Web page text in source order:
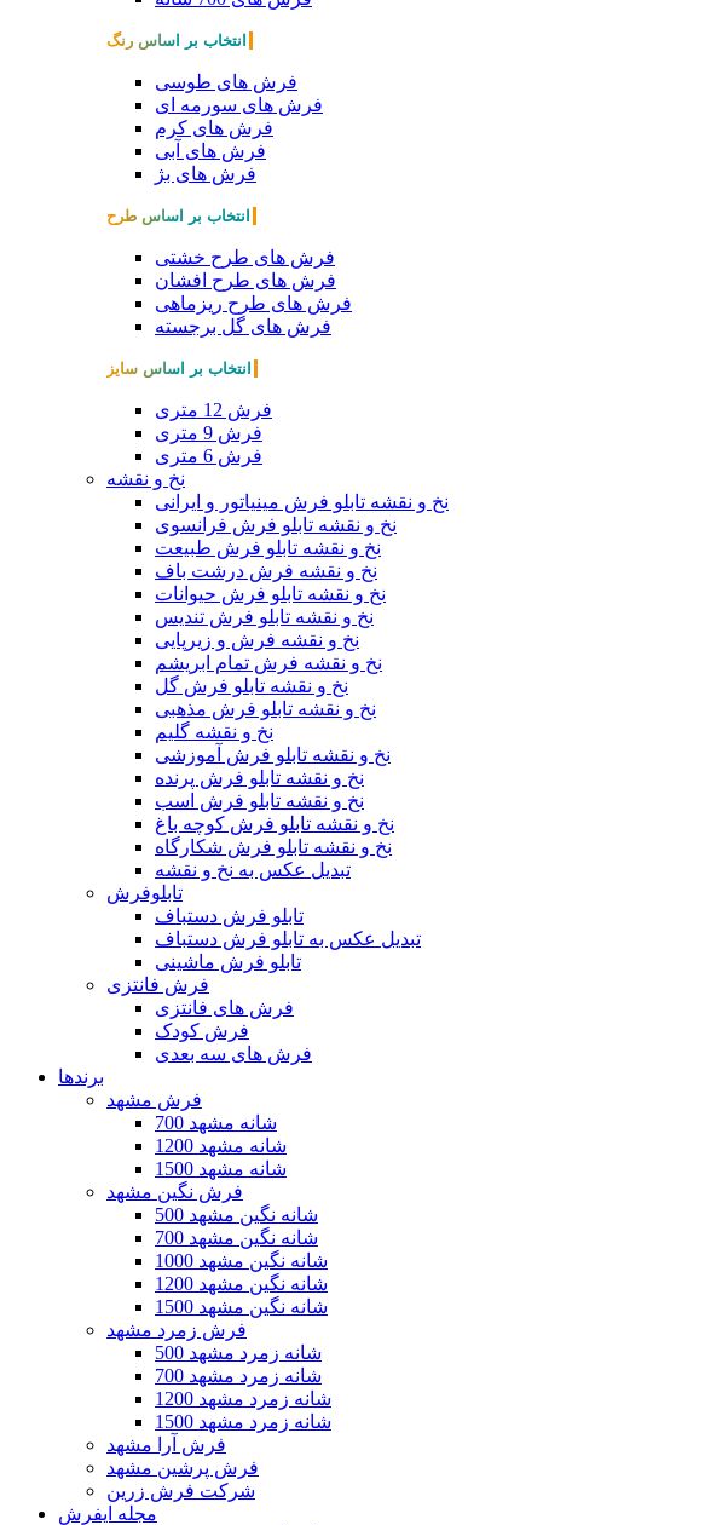
انتخاب بر اساس رنگ
فرش های طوسی
فرش های سورمه ای
فرش های کرم
فرش های آبی
فرش های بژ
انتخاب بر اساس طرح
فرش های طرح خشتی
فرش های طرح افشان
فرش های طرح ریزماهی
فرش های گل برجسته
انتخاب بر اساس سایز
فرش 12 متری
فرش 9 متری
فرش 6 متری
نخ و نقشه
نخ و نقشه تابلو فرش مینیاتور و ایرانی
نخ و نقشه تابلو فرش فرانسوی
نخ و نقشه تابلو فرش طبیعت
نخ و نقشه فرش درشت باف
نخ و نقشه تابلو فرش حیوانات
نخ و نقشه تابلو فرش تندیس
نخ و نقشه فرش و زیرپایی
نخ و نقشه فرش تمام ابریشم
نخ و نقشه تابلو فرش گل
نخ و نقشه تابلو فرش مذهبی
نخ و نقشه گلیم
نخ و نقشه تابلو فرش آموزشی
نخ و نقشه تابلو فرش پرنده
نخ و نقشه تابلو فرش اسب
نخ و نقشه تابلو فرش کوچه باغ
نخ و نقشه تابلو فرش شکارگاه
تبدیل عکس به نخ و نقشه
تابلوفرش
تابلو فرش دستباف
تبدیل عکس به تابلو فرش دستباف
تابلو فرش ماشینی
فرش فانتزی
فرش های فانتزی
فرش کودک
فرش های سه بعدی
برندها
فرش مشهد
700 شانه مشهد
1200 شانه مشهد
1500 شانه مشهد
فرش نگین مشهد
500 شانه نگین مشهد
700 شانه نگین مشهد
1000 شانه نگین مشهد
1200 شانه نگین مشهد
1500 شانه نگین مشهد
فرش زمرد مشهد
500 شانه زمرد مشهد
700 شانه زمرد مشهد
1200 شانه زمرد مشهد
1500 شانه زمرد مشهد
فرش آرا مشهد
فرش پرشین مشهد
شرکت فرش زرین
مجله ایفرش